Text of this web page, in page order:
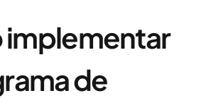
implementar
de